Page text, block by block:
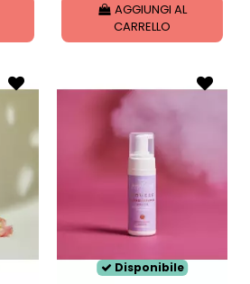
AGGIUNGI AL
CARRELLO
Disponibile